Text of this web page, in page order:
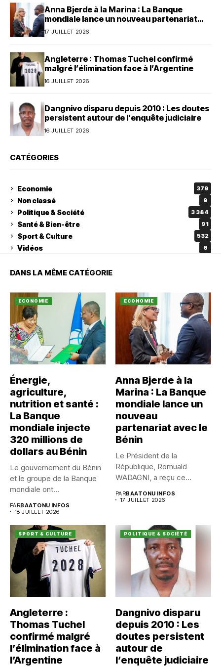
Anna Bjerde à la Marina : La Banque
mondiale lance un nouveau partenariat
avec le Bénin
17 JUILLET 2026
Angleterre : Thomas Tuchel confirmé
malgré l’élimination face à l’Argentine
16 JUILLET 2026
Dangnivo disparu depuis 2010 : Les doutes
persistent autour de l’enquête judiciaire
16 JUILLET 2026
CATÉGORIES
Economie 379
Non classé 9
Politique & Société 3 384
Santé & Bien-être 91
Sport & Culture 532
Vidéos 6
DANS LA MÊME CATÉGORIE
ECONOMIE
Énergie,
agriculture,
nutrition et santé :
La Banque
mondiale injecte
320 millions de
dollars au Bénin
Le gouvernement du Bénin
et le groupe de la Banque
mondiale ont...
PARBAATONU INFOS
18 JUILLET 2026
ECONOMIE
Anna Bjerde à la
Marina : La Banque
mondiale lance un
nouveau
partenariat avec le
Bénin
Le Président de la
République, Romuald
WADAGNI, a reçu ce
PARBAATONU INFOS
17 JUILLET 2026
SPORT & CULTURE
Angleterre :
Thomas Tuchel
confirmé malgré
l’élimination face à
l’Argentine
POLITIQUE & SOCIÉTÉ
Dangnivo disparu
depuis 2010 : Les
doutes persistent
autour de
l’enquête judiciaire